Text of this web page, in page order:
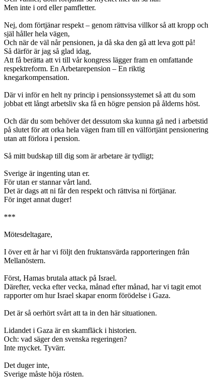
Men inte i ord eller pamfletter.
Nej, dom förtjänar respekt – genom rättvisa villkor så att kropp och
själ håller hela vägen,
Och när de väl når pensionen, ja då ska den gå att leva gott på!
Så därför är jag så glad idag,
Att få berätta att vi till vår kongress lägger fram en omfattande
respektreform. En Arbetarepension – En riktig
knegarkompensation.
Där vi inför en helt ny princip i pensionssystemet så att du som
jobbat ett långt arbetsliv ska få en högre pension på ålderns höst.
Och där du som behöver det dessutom ska kunna gå ned i arbetstid
på slutet för att orka hela vägen fram till en välförtjänt pensionering
utan att förlora i pension.
Så mitt budskap till dig som är arbetare är tydligt;
Sverige är ingenting utan er.
För utan er stannar vårt land.
Det är dags att ni får den respekt och rättvisa ni förtjänar.
För inget annat duger!
***
Mötesdeltagare,
I över ett år har vi följt den fruktansvärda rapporteringen från
Mellanöstern.
Först, Hamas brutala attack på Israel.
Därefter, vecka efter vecka, månad efter månad, har vi tagit emot
rapporter om hur Israel skapar enorm förödelse i Gaza.
Det är så oerhört svårt att ta in den här situationen.
Lidandet i Gaza är en skamfläck i historien.
Och: vad säger den svenska regeringen?
Inte mycket. Tyvärr.
Det duger inte,
Sverige måste höja rösten.